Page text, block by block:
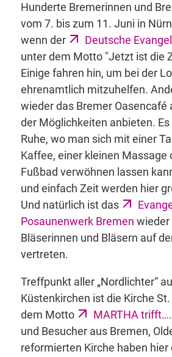
Hunderte Bremerinnen und
vom 7. bis zum 11. Juni in
wenn der
Deutsche
unter dem Motto "Jetzt ist die
Einige fahren hin, um bei der
ehrenamtlich mitzuhelfen.
wieder das Bremer Oasencafé
der Möglichkeiten anbieten. Es
Ruhe, wo man sich mit einer
Kaffee, einer kleinen Massage
Fußbad verwöhnen lassen
und einfach Zeit werden hier
Und natürlich ist das
Posaunenwerk Bremen wieder
Bläserinnen und Bläsern auf
vertreten.
Treffpunkt aller „Nordlichter“
Küstenkirchen ist die Kirche
dem Motto
MARTHA trifft…
und Besucher aus Bremen,
reformierten Kirche haben hier